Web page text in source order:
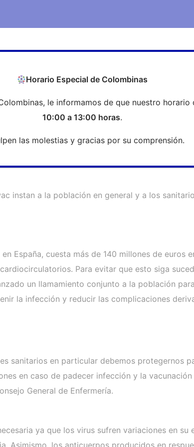
instan a la
instan a la población en general y a los
España, cuesta más de 140 millones de
Para evitar que esto siga
un llamamiento conjunto a la población
la infección y reducir las complicaciones
sanitarios en particular debemos protegernos
en caso de padecer infección y la
General de Enfermería.
ya que los virus sufren variaciones en
Horario Especial de Colombinas
le informamos de que nuestro horario
10:00 a 13:00 horas.
las molestias y gracias por su comprensión.